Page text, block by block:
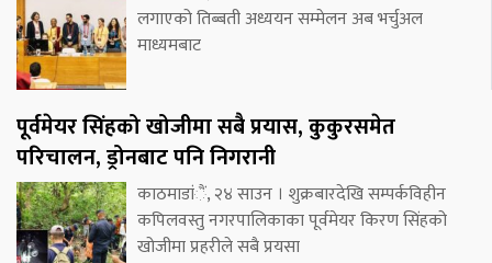
लगाएको तिब्बती अध्ययन सम्मेलन अब भर्चुअल
माध्यमबाट
पूर्वमेयर सिंहको खोजीमा सबै प्रयास, कुकुरसमेत
परिचालन, ड्रोनबाट पनि निगरानी
काठमाडांैं, २४ साउन । शुक्रबारदेखि सम्पर्कविहीन
कपिलवस्तु नगरपालिकाका पूर्वमेयर किरण सिंहको
खोजीमा प्रहरीले सबै प्रयसा